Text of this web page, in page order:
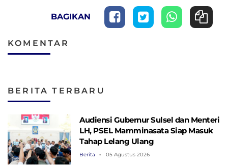
BAGIKAN
KOMENTAR
BERITA TERBARU
Audiensi Gubernur Sulsel dan Menteri
LH, PSEL Mamminasata Siap Masuk
Tahap Lelang Ulang
Berita 05 Agustus 2026